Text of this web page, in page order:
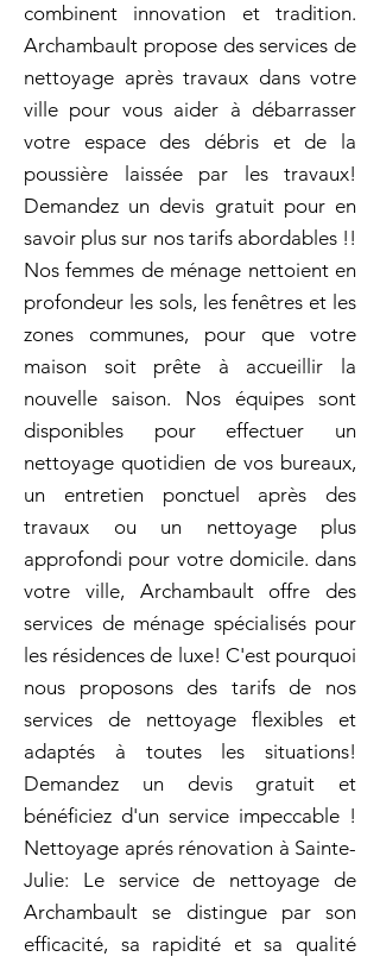
combinent innovation et tradition.
Archambault propose des services de
nettoyage après travaux dans votre
ville pour vous aider à débarrasser
votre espace des débris et de la
poussière laissée par les travaux!
Demandez un devis gratuit pour en
savoir plus sur nos tarifs abordables !!
Nos femmes de ménage nettoient en
profondeur les sols, les fenêtres et les
zones communes, pour que votre
maison soit prête à accueillir la
nouvelle saison. Nos équipes sont
disponibles pour effectuer un
nettoyage quotidien de vos bureaux,
un entretien ponctuel après des
travaux ou un nettoyage plus
approfondi pour votre domicile. dans
votre ville, Archambault offre des
services de ménage spécialisés pour
les résidences de luxe! C'est pourquoi
nous proposons des tarifs de nos
services de nettoyage flexibles et
adaptés à toutes les situations!
Demandez un devis gratuit et
bénéficiez d'un service impeccable !
Nettoyage aprés rénovation à Sainte-
Julie: Le service de nettoyage de
Archambault se distingue par son
efficacité, sa rapidité et sa qualité